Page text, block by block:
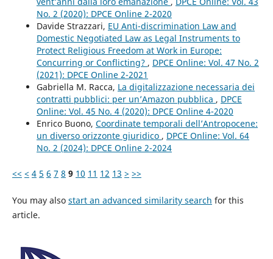
No. 2 (2020): DPCE Online 2-2020
Davide Strazzari, EU Anti-discrimination Law and
Domestic Negotiated Law as Legal Instruments to
Protect Religious Freedom at Work in Europe:
Concurring or Conflicting? , DPCE Online: Vol. 47 No. 2
(2021): DPCE Online 2-2021
Gabriella M. Racca, La digitalizzazione necessaria dei
contratti pubblici: per un’Amazon pubblica , DPCE
Online: Vol. 45 No. 4 (2020): DPCE Online 4-2020
Enrico Buono, Coordinate temporali dell’Antropocene:
un diverso orizzonte giuridico , DPCE Online: Vol. 64
No. 2 (2024): DPCE Online 2-2024
<< < 4 5 6 7 8 9 10 11 12 13 > >>
You may also start an advanced similarity search for this
article.